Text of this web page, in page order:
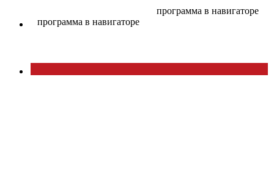
программа в навигаторе
программа в навигаторе